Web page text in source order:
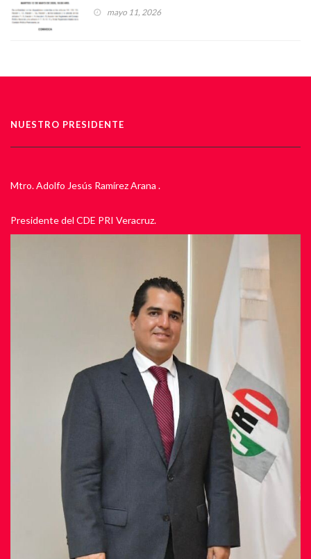
CONSEJO POLÍTICO ESTATAL
mayo 11, 2026
NUESTRO PRESIDENTE
Mtro. Adolfo Jesús Ramírez Arana .
Presidente del CDE PRI Veracruz.